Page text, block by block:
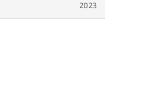
2023